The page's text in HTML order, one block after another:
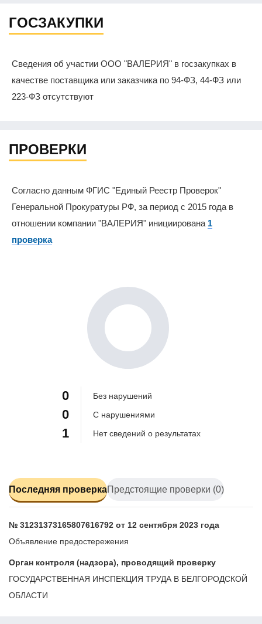
ГОСЗАКУПКИ
Сведения об участии ООО "ВАЛЕРИЯ" в госзакупках в
качестве поставщика или заказчика по 94-ФЗ, 44-ФЗ или
223-ФЗ отсутствуют
ПРОВЕРКИ
Согласно данным ФГИС "Единый Реестр Проверок"
Генеральной Прокуратуры РФ, за период с 2015 года в
отношении компании "ВАЛЕРИЯ" инициирована 1
проверка
0
0
1
Без нарушений
С нарушениями
Нет сведений о результатах
Последняя проверкаПредстоящие проверки (0)
№ 31231373165807616792 от 12 сентября 2023 года
Объявление предостережения
Орган контроля (надзора), проводящий проверку
ГОСУДАРСТВЕННАЯ ИНСПЕКЦИЯ ТРУДА В БЕЛГОРОДСКОЙ
ОБЛАСТИ